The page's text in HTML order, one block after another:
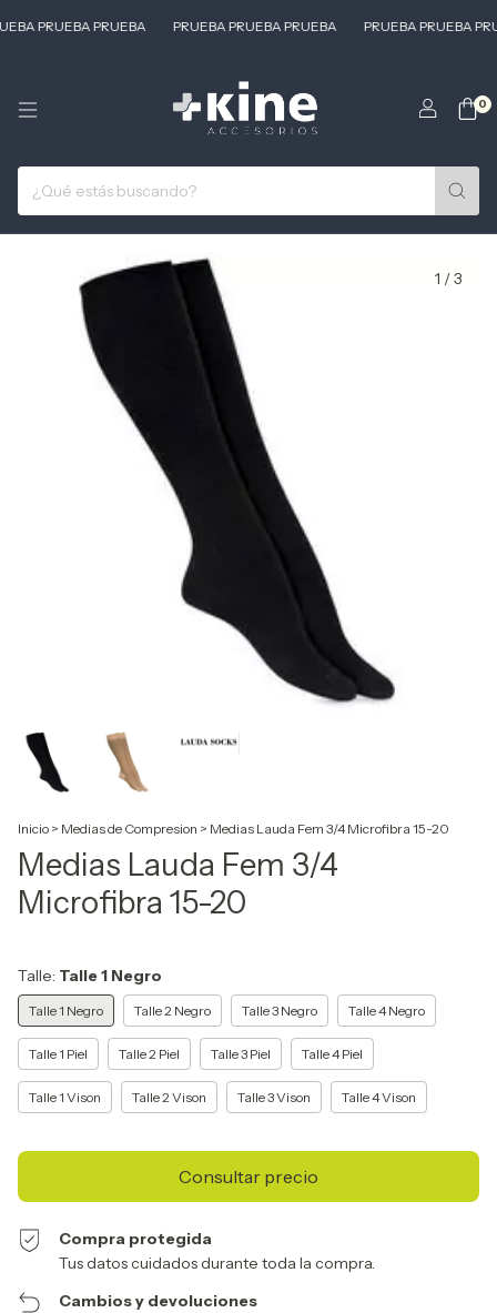
PRUEBA PRUEBA PRUEBA PRUEBA PRUEBA PRUEBA PRUEBA
0
1 /3
Inicio > Medias de Compresion > Medias Lauda Fem 3/4 Microfibra 15-20
Medias Lauda Fem 3/4
Microfibra 15-20
Talle: Talle 1 Negro
Talle 1 Negro Talle 2 Negro Talle 3 Negro Talle 4 Negro
Talle 1 Piel Talle 2 Piel Talle 3 Piel Talle 4 Piel
Talle 1 Vison Talle 2 Vison Talle 3 Vison Talle 4 Vison
Compra protegida
Tus datos cuidados durante toda la compra.
Cambios y devoluciones